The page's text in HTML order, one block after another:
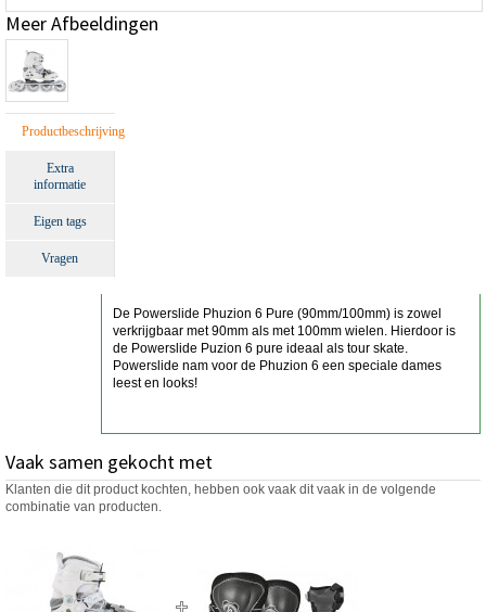
Meer Afbeeldingen
Productbeschrijving
Extra
informatie
Eigen tags
Vragen
De Powerslide Phuzion 6 Pure (90mm/100mm) is zowel
verkrijgbaar met 90mm als met 100mm wielen. Hierdoor is
de Powerslide Puzion 6 pure ideaal als tour skate.
Powerslide nam voor de Phuzion 6 een speciale dames
leest en looks!
Vaak samen gekocht met
Klanten die dit product kochten, hebben ook vaak dit vaak in de volgende
combinatie van producten.